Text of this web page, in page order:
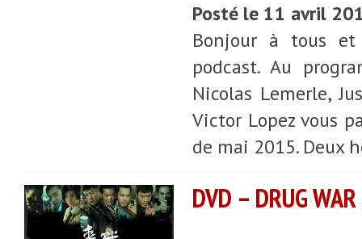
Posté le 11 avril
Bonjour à tous
podcast. Au
Nicolas Lemerle,
Victor Lopez vous
de mai 2015. Deux
DVD – DRUG